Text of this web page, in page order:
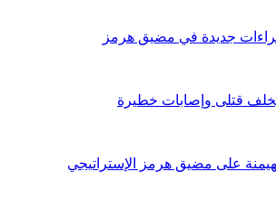
جديدة في مضيق هرمز
يخلف قتلى وإصابات خطيرة
على مضيق هرمز الإستراتيجي